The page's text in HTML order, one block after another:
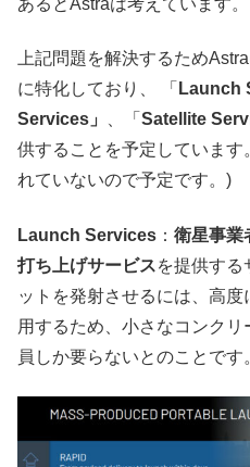
上記問題を解決するため
に特化しており、 「 Launch
Services」
、「 Satellite
供することを予定していま
れていないので予定です。)
Launch Services ： 衛星事業
打ち上げサービスを提供する
ットを発射させるには、高
用するため、小さなコンク
員しか要らないとのことです